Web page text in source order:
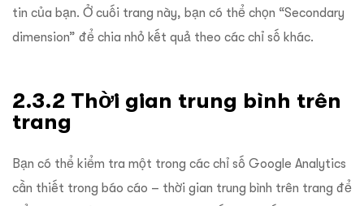
tin của bạn. Ở cuối trang này, bạn có thể chọn “Secondary
dimension” để chia nhỏ kết quả theo các chỉ số khác.
2.3.2 Thời gian trung bình trên
trang
Bạn có thể kiểm tra một trong các chỉ số Google Analytics
cần thiết trong báo cáo – thời gian trung bình trên trang để